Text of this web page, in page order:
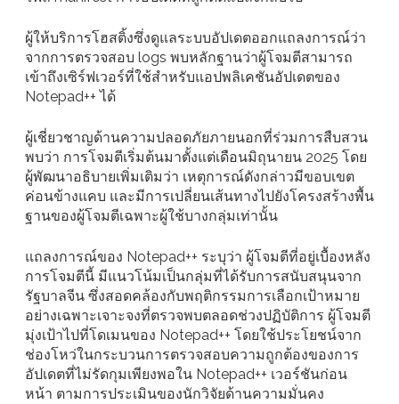
ผู้ให้บริการโฮสติ้งซึ่งดูแลระบบอัปเดตออกแถลงการณ์ว่า
จากการตรวจสอบ logs พบหลักฐานว่าผู้โจมตีสามารถ
เข้าถึงเซิร์ฟเวอร์ที่ใช้สำหรับแอปพลิเคชันอัปเดตของ
Notepad++ ได้
ผู้เชี่ยวชาญด้านความปลอดภัยภายนอกที่ร่วมการสืบสวน
พบว่า การโจมตีเริ่มต้นมาตั้งแต่เดือนมิถุนายน 2025 โดย
ผู้พัฒนาอธิบายเพิ่มเติมว่า เหตุการณ์ดังกล่าวมีขอบเขต
ค่อนข้างแคบ และมีการเปลี่ยนเส้นทางไปยังโครงสร้างพื้น
ฐานของผู้โจมตีเฉพาะผู้ใช้บางกลุ่มเท่านั้น
แถลงการณ์ของ Notepad++ ระบุว่า ผู้โจมตีที่อยู่เบื้องหลัง
การโจมตีนี้ มีแนวโน้มเป็นกลุ่มที่ได้รับการสนับสนุนจาก
รัฐบาลจีน ซึ่งสอดคล้องกับพฤติกรรมการเลือกเป้าหมาย
อย่างเฉพาะเจาะจงที่ตรวจพบตลอดช่วงปฏิบัติการ ผู้โจมตี
มุ่งเป้าไปที่โดเมนของ Notepad++ โดยใช้ประโยชน์จาก
ช่องโหว่ในกระบวนการตรวจสอบความถูกต้องของการ
อัปเดตที่ไม่รัดกุมเพียงพอใน Notepad++ เวอร์ชันก่อน
หน้า ตามการประเมินของนักวิจัยด้านความมั่นคง